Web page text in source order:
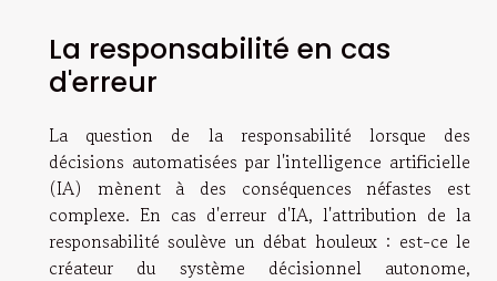
La responsabilité en cas
d'erreur
La question de la responsabilité lorsque des
décisions automatisées par l'intelligence artificielle
(IA) mènent à des conséquences néfastes est
complexe. En cas d'erreur d'IA, l'attribution de la
responsabilité soulève un débat houleux : est-ce le
créateur du système décisionnel autonome,